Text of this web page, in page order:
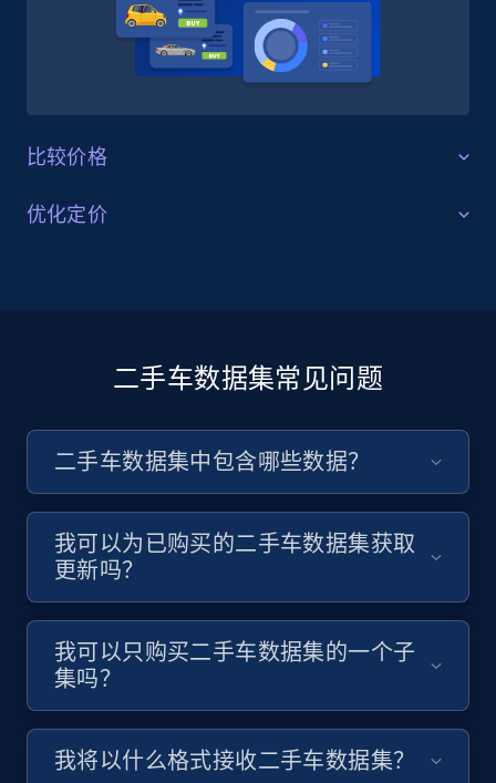
比较价格
竞争性基准对比
立即购买
优化定价
同时最大化利润空间。
立即购买
二手车数据集常见问题
二手车数据集中包含哪些数据？
我可以为已购买的二手车数据集获取
更新吗？
我可以只购买二手车数据集的一个子
集吗？
我将以什么格式接收二手车数据集？